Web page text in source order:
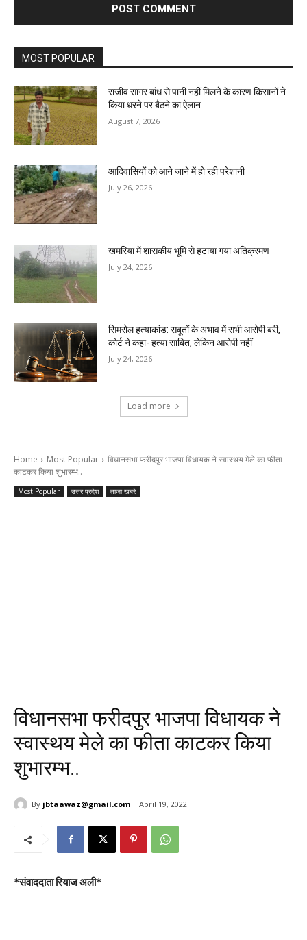
MOST POPULAR
राजीव सागर बांध से पानी नहीं मिलने के कारण किसानों ने
किया धरने पर बैठने का ऐलान
August 7, 2026
आदिवासियों को आने जाने में हो रही परेशानी
July 26, 2026
खमरिया में शासकीय भूमि से हटाया गया अतिक्रमण
July 24, 2026
सिमरोल हत्याकांड: सबूतों के अभाव में सभी आरोपी बरी,
कोर्ट ने कहा- हत्या साबित, लेकिन आरोपी नहीं
July 24, 2026
Load more